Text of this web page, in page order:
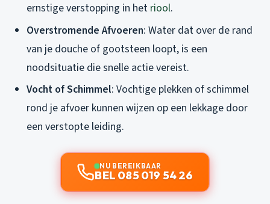
ernstige verstopping in het riool.
Overstromende Afvoeren: Water dat over de rand
van je douche of gootsteen loopt, is een
noodsituatie die snelle actie vereist.
Vocht of Schimmel: Vochtige plekken of schimmel
rond je afvoer kunnen wijzen op een lekkage door
een verstopte leiding.
NU BEREIKBAAR
BEL 085 019 54 26